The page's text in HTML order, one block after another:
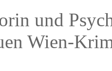
und
Wien-